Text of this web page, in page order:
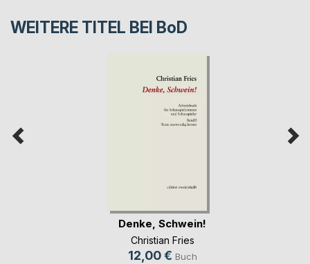
WEITERE TITEL BEI BoD
Denke, Schwein!
Christian Fries
12,00 € Buch